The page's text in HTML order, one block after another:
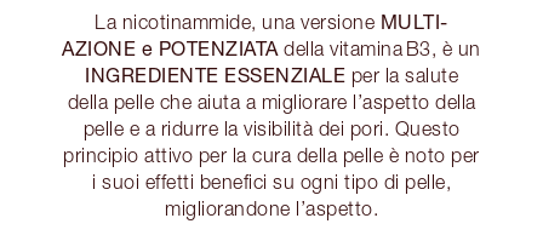
La nicotinammide, una versione MULTI-
AZIONE e POTENZIATA della vitamina B3, è un
INGREDIENTE ESSENZIALE per la salute
della pelle che aiuta a migliorare l’aspetto della
pelle e a ridurre la visibilità dei pori. Questo
principio attivo per la cura della pelle è noto per
i suoi effetti benefici su ogni tipo di pelle,
migliorandone l’aspetto.